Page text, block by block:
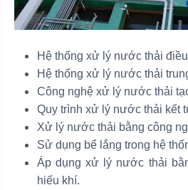
Hệ thống xử lý nước thải
Hệ thống xử lý nước thải
Công nghệ xử lý nước thải
Quy trình xử lý nước thải kết
Xử lý nước thải bằng công
Sử dụng bể lắng trong hệ
Áp dụng xử lý nước thải
hiếu khí.